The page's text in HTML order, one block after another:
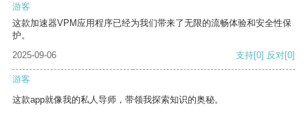
游客
这款加速器VPM应用程序已经为我们带来了无限的流畅体验和安全性保
护。
2025-09-06
支持[0] 反对[0]
游客
这款app就像我的私人导师，带领我探索知识的奥秘。